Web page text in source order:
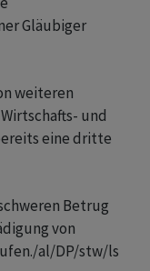
Gläubiger
weiteren
und
eine dritte
Betrug
von
al/DP/stw/ls